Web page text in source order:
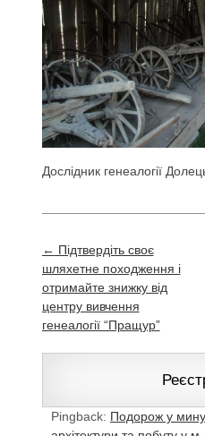
Дослідник генеалогії
Post
navigation
← Підтвердіть своє
шляхетне походження і
отримайте знижку від
центру вивчення
генеалогії “Пращур”
Pingback: Подорож у